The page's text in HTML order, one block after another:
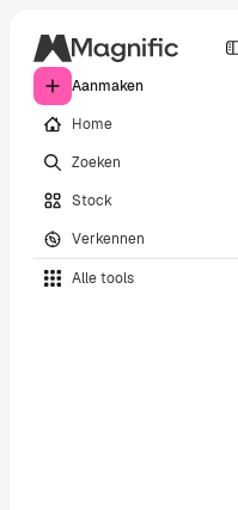
Aanmaken
Home
Zoeken
Stock
Verkennen
Alle tools